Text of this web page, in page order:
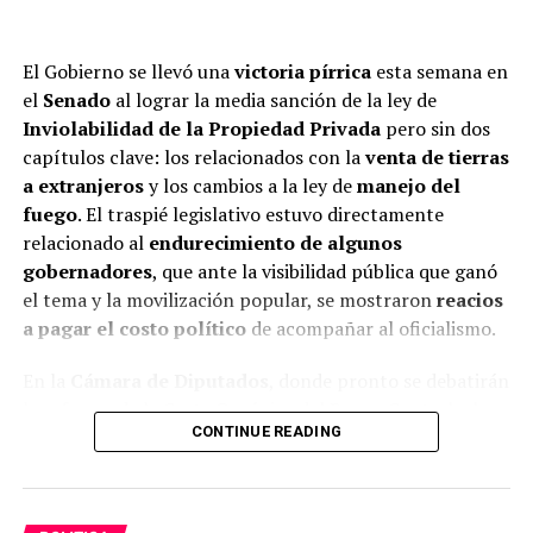
El recorte significativo del texto original de
inviolabilidad de la propiedad privada, obra de
El Gobierno se llevó unavictoria pírricaesta semana en
el Senado al lograr la media sanción de la ley de
Inviolabilidad de la Propiedad Privada pero sin dos
capítulos clave: los relacionados con laventa de tierras
a extranjerosy los cambios a la ley demanejo del
fuego. El traspié legislativo estuvo directamente
relacionado al endurecimiento de algunos
gobernadores, que ante la visibilidad pública que ganó
el tema y la movilización popular, se mostraronreacios
a pagar el costo políticode acompañar al oficialismo.
la reforma de la Carta Orgánica del Banco Central y la
ampliación del régimen de Inocencia Fiscal, y se
la Propiedad Privada, la oposición observó con atención
el devenir de las negociaciones y mostró un
CONTINUE READING